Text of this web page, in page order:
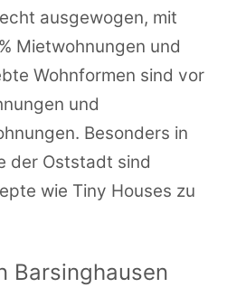
ausgewogen, mit
Mietwohnungen und
Wohnformen sind vor
und
Besonders in
der Oststadt sind
wie Tiny Houses zu
Barsinghausen